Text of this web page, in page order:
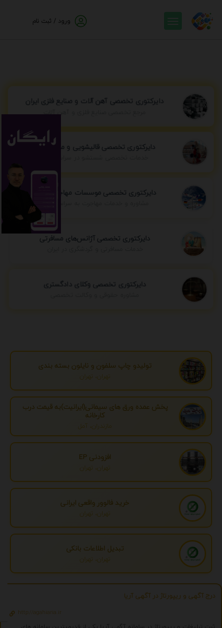
ورود / ثبت نام
دایرکتوری تخصصی آهن آلات و صنایع فلزی ایران
مرجع تخصصی صنایع فلزی و آهن آلات
دایرکتوری تخصصی قالیشویی و مبل شویی
دایرکتوری تخصصی موسسات مهاجرتی ایران
مشاوره و خدمات مهاجرت به سراسر جهان
دایرکتوری تخصصی آژانس‌های مسافرتی
دایرکتوری تخصصی وکلای دادگستری
تولیدو چاپ سلفون و نایلون بسته بندی
تهران، تهران
پخش عمده ورق های سیمانی(ایرانیت)به قیمت درب
کارخانه
مازندران، آمل
افزودنی EP
تهران، تهران
خرید فالوور واقعی ایرانی
تهران، تهران
تبدیل اطلاعات بانکی
تهران، تهران
درج آگهی و ریپورتاژ در آگهی آریا
http://agahiaria.ir